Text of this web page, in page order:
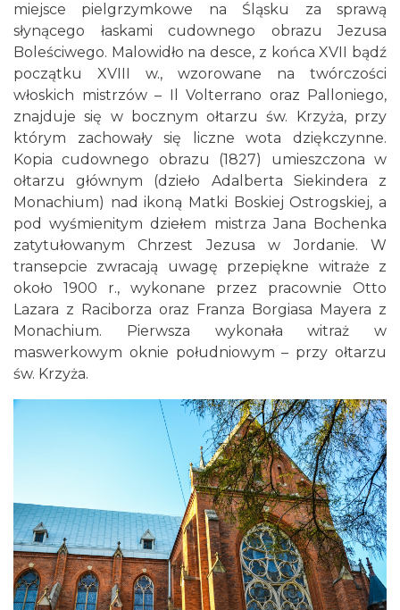
miejsce pielgrzymkowe na Śląsku za sprawą
słynącego łaskami cudownego obrazu Jezusa
Boleściwego. Malowidło na desce, z końca XVII bądź
początku XVIII w., wzorowane na twórczości
włoskich mistrzów – Il Volterrano oraz Palloniego,
znajduje się w bocznym ołtarzu św. Krzyża, przy
którym zachowały się liczne wota dziękczynne.
Kopia cudownego obrazu (1827) umieszczona w
ołtarzu głównym (dzieło Adalberta Siekindera z
Monachium) nad ikoną Matki Boskiej Ostrogskiej, a
pod wyśmienitym dziełem mistrza Jana Bochenka
zatytułowanym Chrzest Jezusa w Jordanie. W
transepcie zwracają uwagę przepiękne witraże z
około 1900 r., wykonane przez pracownie Otto
Lazara z Raciborza oraz Franza Borgiasa Mayera z
Monachium. Pierwsza wykonała witraż w
maswerkowym oknie południowym – przy ołtarzu
św. Krzyża.